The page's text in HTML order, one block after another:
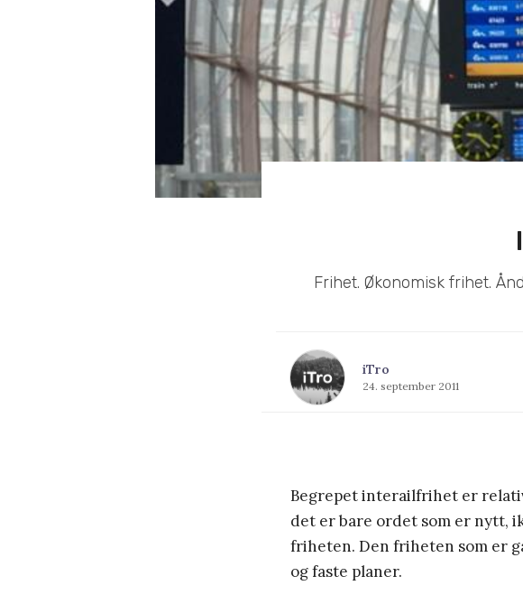
Frihet. Økonomisk frihet.
iTro
24. september 2011
Begrepet interailfrihet er
det er bare ordet som er nytt,
friheten. Den friheten som er
og faste planer.